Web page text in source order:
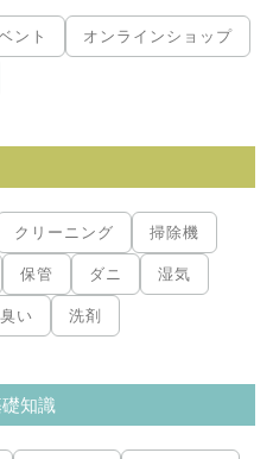
ント オンラインショップ
クリーニング 掃除機
保管 ダニ 湿気
臭い 洗剤
知識